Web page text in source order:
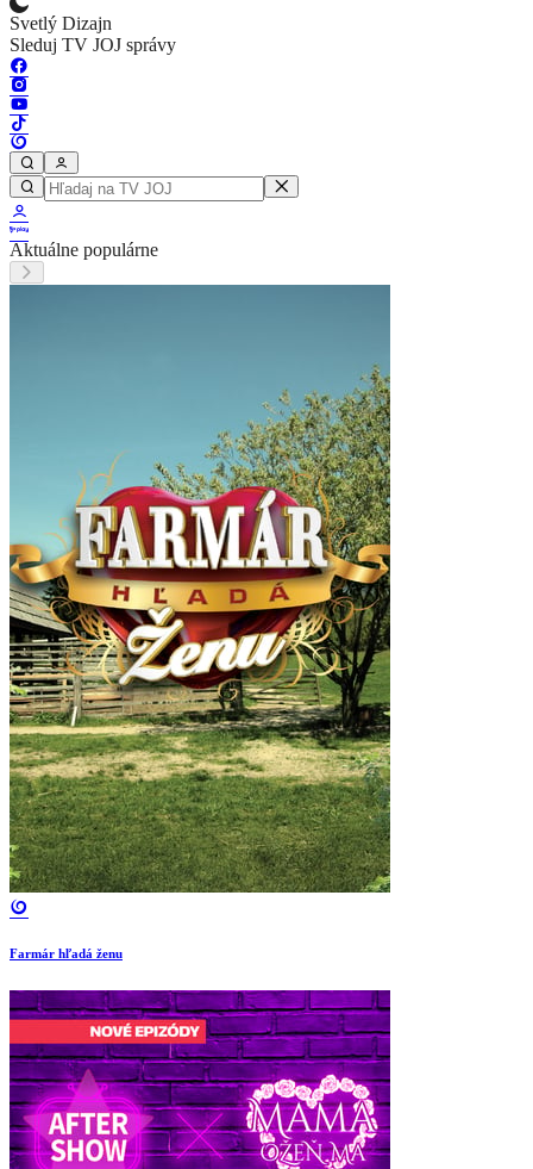
Svetlý Dizajn
Sleduj TV JOJ správy
Aktuálne populárne
Farmár hľadá ženu